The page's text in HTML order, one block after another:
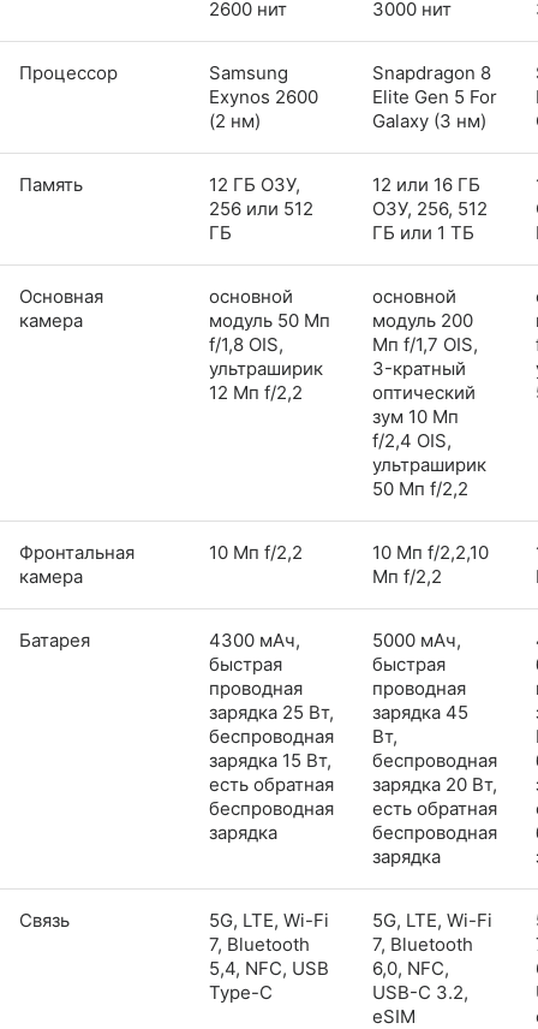
2600 нит 3000 нит
Процессор
Samsung
Exynos 2600
(2 нм)
Snapdragon 8
Elite Gen 5 For
Galaxy (3 нм)
Память
12 ГБ ОЗУ,
256 или 512
ГБ
12 или 16 ГБ
ОЗУ, 256, 512
ГБ или 1 ТБ
Основная
камера
основной
модуль 50 Мп
f/1,8 OIS,
ультраширик
12 Мп f/2,2
основной
модуль 200
Мп f/1,7 OIS,
3-кратный
оптический
зум 10 Мп
f/2,4 OIS,
ультраширик
50 Мп f/2,2
Фронтальная
камера
10 Мп f/2,2
10 Мп f/2,2,10
Мп f/2,2
Батарея
4300 мАч,
быстрая
проводная
зарядка 25 Вт,
беспроводная
зарядка 15 Вт,
есть обратная
беспроводная
зарядка
5000 мАч,
быстрая
проводная
зарядка 45
Вт,
беспроводная
зарядка 20 Вт,
есть обратная
беспроводная
зарядка
Связь
5G, LTE, Wi-Fi
7, Bluetooth
5,4, NFC, USB
Type-C
5G, LTE, Wi-Fi
7, Bluetooth
6,0, NFC,
USB-C 3.2,
eSIM